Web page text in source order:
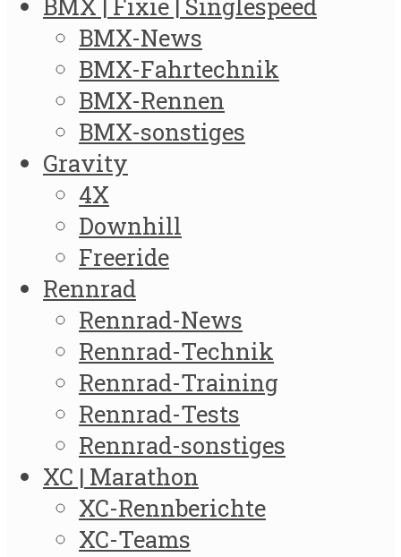
BMX-News
BMX-Fahrtechnik
BMX-Rennen
BMX-sonstiges
Gravity
4X
Downhill
Freeride
Rennrad
Rennrad-News
Rennrad-Technik
Rennrad-Training
Rennrad-Tests
Rennrad-sonstiges
XC | Marathon
XC-Rennberichte
XC-Teams